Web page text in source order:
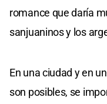
romance que daría
sanjuaninos y los
En una ciudad y en
son posibles, se